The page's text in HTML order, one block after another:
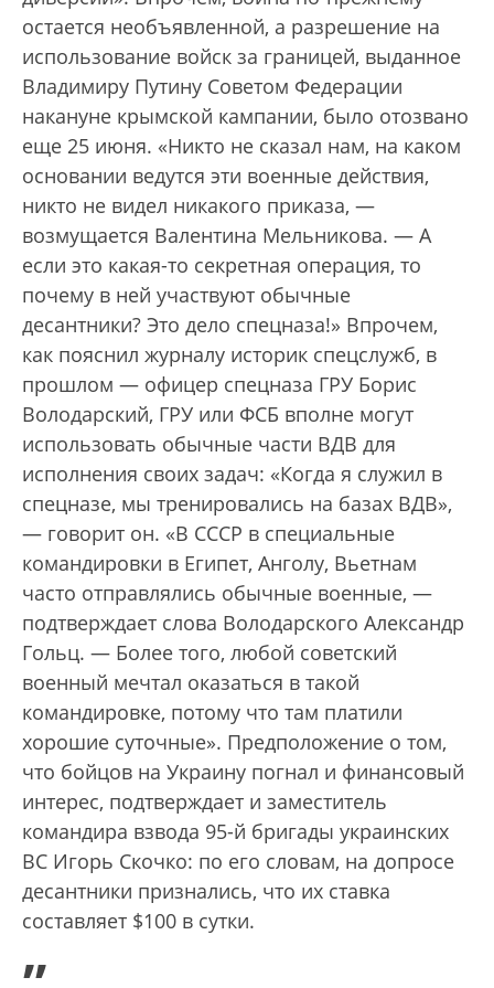
остается необъявленной, а разрешение на
использование войск за границей, выданное
Владимиру Путину Советом Федерации
накануне крымской кампании, было отозвано
еще 25 июня. «Никто не сказал нам, на каком
основании ведутся эти военные действия,
никто не видел никакого приказа, —
возмущается Валентина Мельникова. — А
если это какая-то секретная операция, то
почему в ней участвуют обычные
десантники? Это дело спецназа!» Впрочем,
как пояснил журналу историк спецслужб, в
прошлом — офицер спецназа ГРУ Борис
Володарский, ГРУ или ФСБ вполне могут
использовать обычные части ВДВ для
исполнения своих задач: «Когда я служил в
спецназе, мы тренировались на базах ВДВ»,
— говорит он. «В СССР в специальные
командировки в Египет, Анголу, Вьетнам
часто отправлялись обычные военные, —
подтверждает слова Володарского Александр
Гольц. — Более того, любой советский
военный мечтал оказаться в такой
командировке, потому что там платили
хорошие суточные». Предположение о том,
что бойцов на Украину погнал и финансовый
интерес, подтверждает и заместитель
командира взвода 95-й бригады украинских
ВС Игорь Скочко: по его словам, на допросе
десантники признались, что их ставка
составляет $100 в сутки.
„